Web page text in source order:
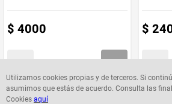
Utilizamos cookies propias y de terceros. Si
asumimos que estás de acuerdo. Consulta las
Cookies aquí
$ 4000 $